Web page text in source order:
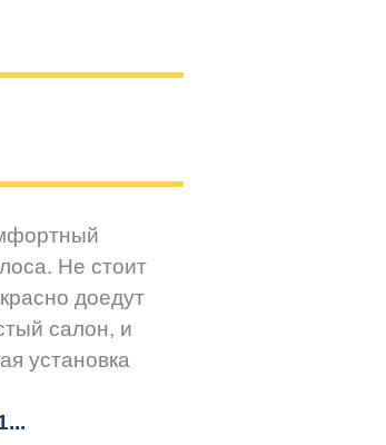
Не стоит
доедут
салон, и
установка